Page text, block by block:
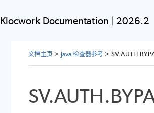
Klocwork Documentation | 2026.2
文档主页 > Java 检查器参考 >